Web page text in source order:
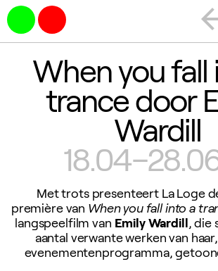
When you fall
trance door
Wardill
Met trots presenteert La Loge
première van When you fall into a
langspeelfilm van Emily Wardill, die
aantal verwante werken van
evenementenprogramma,